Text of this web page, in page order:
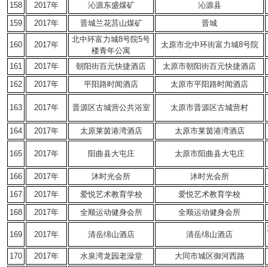
158
2017年 沁源东盛煤矿
沁源县
159
2017年 晋城兰花莒山煤矿 晋城
160 2017年
北中环富力城8号院5号
楼青年公寓
太原市北中环街富力城8号院
161 2017年 朝阳街百元快捷酒店
太原市朝阳街百元快捷酒店
162
2017年 平阳路时闻酒店 太原市平阳路时闻酒店
163 2017年 晋源区古城营公共浴室 太原市晋源区古城营村
164 2017年 太原莱茵港湾酒店 太原市莱茵港湾酒店
165 2017年 阳曲县大屯庄 太原市阳曲县大屯庄
166 2017年 沐时光会所
沐时光会所
167
2017年 爱悦艺术教育学校
爱悦艺术教育学校
168
2017年 全顺运动健身会所 全顺运动健身会所
169 2017年 清岳绵山酒店 清岳绵山酒店
170 2017年 水泉湾龙园老澡堂
大同市城区御河西路